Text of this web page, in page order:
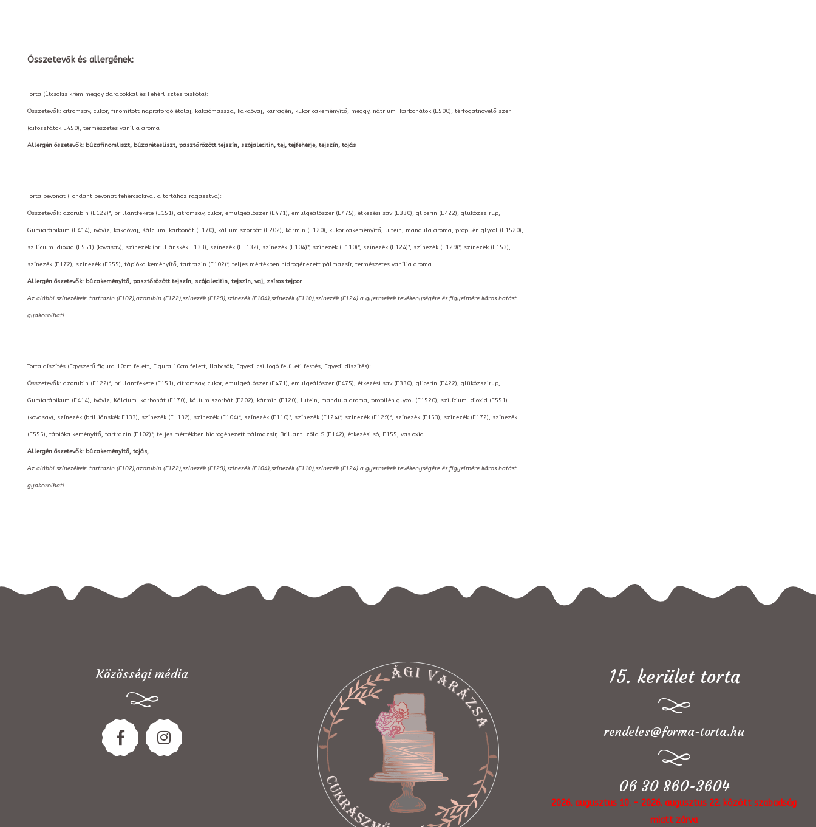
Összetevők és allergének:
Torta (Étcsokis krém meggy darabokkal és Fehérlisztes piskóta):
Összetevők: citromsav, cukor, finomított napraforgó étolaj, kakaómassza, kakaóvaj, karragén, kukoricakeményítő, meggy, nátrium-karbonátok (E500), térfogatnövelő szer
(difoszfátok E450), természetes vanília aroma
Allergén öszetevők: búzafinomliszt, búzarétesliszt, pasztőrözött tejszín, szójalecitin, tej, tejfehérje, tejszín, tojás
Torta bevonat (Fondant bevonat fehércsokival a tortához ragasztva):
Összetevők: azorubin (E122)*, brillantfekete (E151), citromsav, cukor, emulgeálószer (E471), emulgeálószer (E475), étkezési sav (E330), glicerin (E422), glükózszirup,
Gumiarábikum (E414), ivóvíz, kakaóvaj, Kálcium-karbonát (E170), kálium szorbát (E202), kármin (E120), kukoricakeményítő, lutein, mandula aroma, propilén glycol (E1520),
szilícium-dioxid (E551) (kovasav), színezék (brilliánskék E133), színezék (E-132), színezék (E104)*, színezék (E110)*, színezék (E124)*, színezék (E129)*, színezék (E153),
színezék (E172), színezék (E555), tápióka keményítő, tartrazin (E102)*, teljes mértékben hidrogénezett pálmazsír, természetes vanília aroma
Allergén öszetevők: búzakeményítő, pasztőrözött tejszín, szójalecitin, tejszín, vaj, zsíros tejpor
Az alábbi színezékek: tartrazin (E102),azorubin (E122),színezék (E129),színezék (E104),színezék (E110),színezék (E124) a gyermekek tevékenységére és figyelmére káros hatást
gyakorolhat!
Torta díszítés (Egyszerű figura 10cm felett, Figura 10cm felett, Habcsók, Egyedi csillogó felületi festés, Egyedi díszítés):
Összetevők: azorubin (E122)*, brillantfekete (E151), citromsav, cukor, emulgeálószer (E471), emulgeálószer (E475), étkezési sav (E330), glicerin (E422), glükózszirup,
Gumiarábikum (E414), ivóvíz, Kálcium-karbonát (E170), kálium szorbát (E202), kármin (E120), lutein, mandula aroma, propilén glycol (E1520), szilícium-dioxid (E551)
(kovasav), színezék (brilliánskék E133), színezék (E-132), színezék (E104)*, színezék (E110)*, színezék (E124)*, színezék (E129)*, színezék (E153), színezék (E172), színezék
(E555), tápióka keményítő, tartrazin (E102)*, teljes mértékben hidrogénezett pálmazsír, Brillant-zöld S (E142), étkezési só, E155, vas oxid
Allergén öszetevők: búzakeményítő, tojás,
Az alábbi színezékek: tartrazin (E102),azorubin (E122),színezék (E129),színezék (E104),színezék (E110),színezék (E124) a gyermekek tevékenységére és figyelmére káros hatást
gyakorolhat!
Közösségi média 15. kerület torta
rendeles@forma-torta.hu
06 30 860-3604
2026. augusztus 10. - 2026. augusztus 22. között szabadság
miatt zárva